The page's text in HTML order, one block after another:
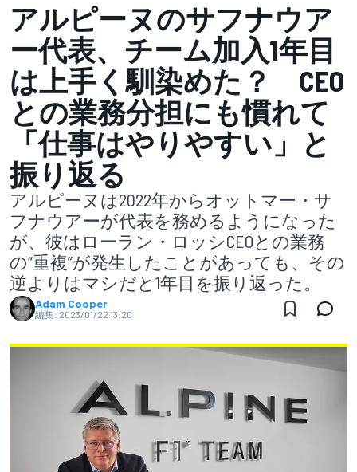
アルピーヌのサフナウア
ー代表、チーム加入1年目
は上手く馴染めた？ CEO
との業務分担にも慣れて
「仕事はやりやすい」と
振り返る
アルピーヌは2022年からオットマー・サ
フナウアーが代表を務めるようになった
が、彼はローラン・ロッシCEOとの業務
の“重複”が発生したことがあっても、その
逆よりはマシだと1年目を振り返った。
Adam Cooper
編集: 2023/01/22 13:20